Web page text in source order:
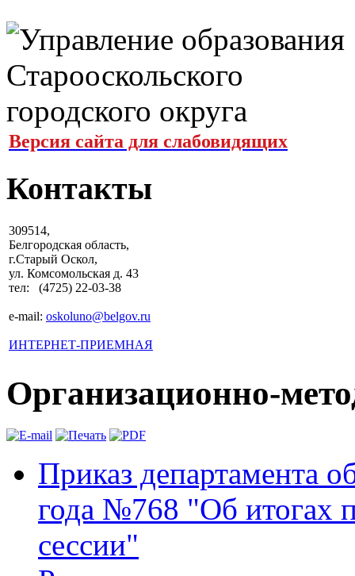
Версия сайта для слабовидящих
Контакты
309514,
Белгородская область,
г.Старый Оскол,
ул. Комсомольская д. 43
тел: (4725) 22-03-38
e-mail: oskoluno@belgov.ru
ИНТЕРНЕТ-ПРИЕМНАЯ
Организационно-
Приказ департамента
года №768 "Об итогах
сессии"